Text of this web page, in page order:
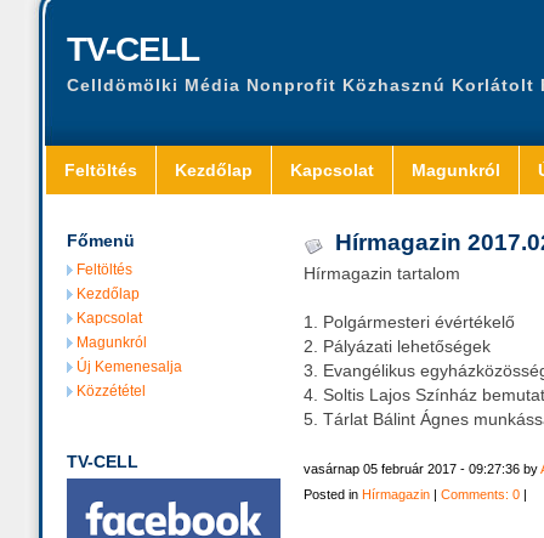
TV-CELL
Celldömölki Média Nonprofit Közhasznú Korlátolt
Feltöltés Kezdőlap Kapcsolat Magunkról
Főmenü
Feltöltés
Kezdőlap
Kapcsolat
Magunkról
Új Kemenesalja
Közzététel
TV-CELL
Hírmagazin
Hírmagazin tartalom
1. Polgármesteri évértékelő
2. Pályázati lehetőségek
3. Evangélikus
4. Soltis Lajos Színház
5. Tárlat Bálint Ágnes
vasárnap 05 február 2017 - 09:27:36 by
Posted in Hírmagazin | Comments: 0 |